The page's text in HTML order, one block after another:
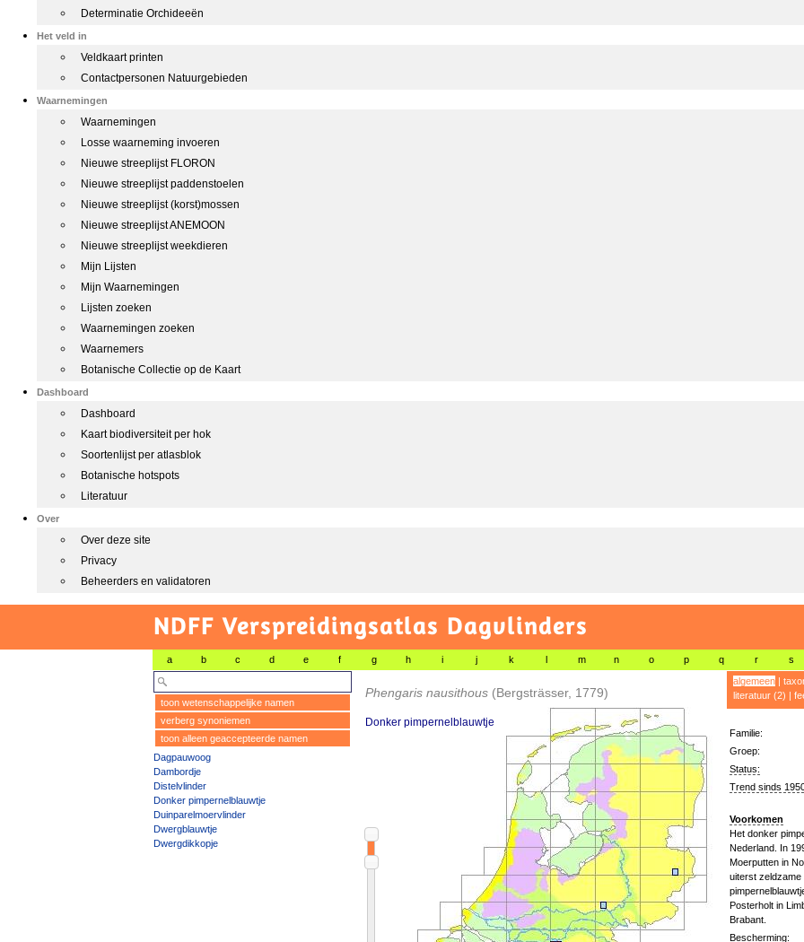
Determinatie Orchideeën
Het veld in
Veldkaart printen
Contactpersonen Natuurgebieden
Waarnemingen
Waarnemingen
Losse waarneming invoeren
Nieuwe streeplijst FLORON
Nieuwe streeplijst paddenstoelen
Nieuwe streeplijst (korst)mossen
Nieuwe streeplijst ANEMOON
Nieuwe streeplijst weekdieren
Mijn Lijsten
Mijn Waarnemingen
Lijsten zoeken
Waarnemingen zoeken
Waarnemers
Botanische Collectie op de Kaart
Dashboard
Dashboard
Kaart biodiversiteit per hok
Soortenlijst per atlasblok
Botanische hotspots
Literatuur
Over
Over deze site
Privacy
Beheerders en validatoren
NDFF Verspreidingsatlas Dagvlinders
a b c d e f g h i j k l m n o p q r s
toon wetenschappelijke namen
verberg synoniemen
toon alleen geaccepteerde namen
Dagpauwoog
Dambordje
Distelvlinder
Donker pimpernelblauwtje
Duinparelmoervlinder
Dwergblauwtje
Dwergdikkopje
Phengaris nausithous (Bergsträsser, 1779)
Donker pimpernelblauwtje
algemeen|
literatuur (2) |
Familie:
Groep:
Status:
Trend sinds
Voorkomen
Het donker
Nederland. In
Moerputten in
uiterst zeldzame
Posterholt in
Brabant.
Bescherming: